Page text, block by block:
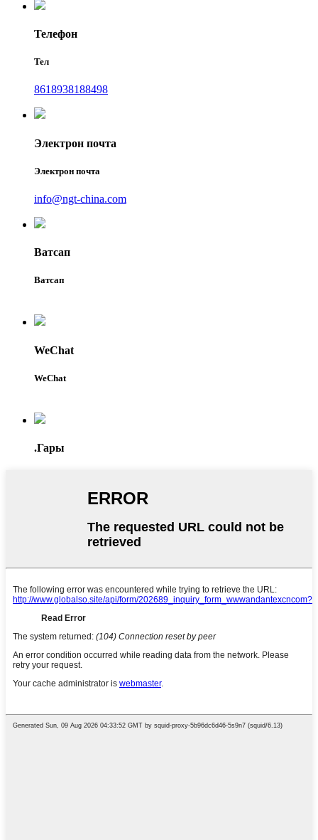
Телефон
Тел
8618938188498
Электрон почта
Электрон почта
info@ngt-china.com
Ватсап
Ватсап
WeChat
WeChat
.Гары